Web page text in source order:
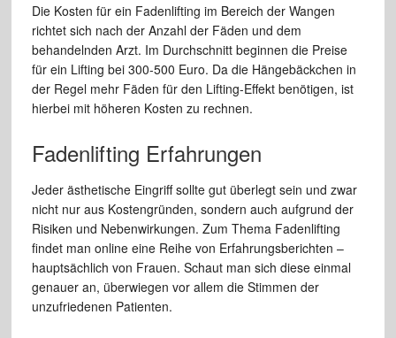
Die Kosten für ein Fadenlifting im Bereich der Wangen
richtet sich nach der Anzahl der Fäden und dem
behandelnden Arzt. Im Durchschnitt beginnen die Preise
für ein Lifting bei 300-500 Euro. Da die Hängebäckchen in
der Regel mehr Fäden für den Lifting-Effekt benötigen, ist
hierbei mit höheren Kosten zu rechnen.
Fadenlifting Erfahrungen
Jeder ästhetische Eingriff sollte gut überlegt sein und zwar
nicht nur aus Kostengründen, sondern auch aufgrund der
Risiken und Nebenwirkungen. Zum Thema Fadenlifting
findet man online eine Reihe von Erfahrungsberichten –
hauptsächlich von Frauen. Schaut man sich diese einmal
genauer an, überwiegen vor allem die Stimmen der
unzufriedenen Patienten.